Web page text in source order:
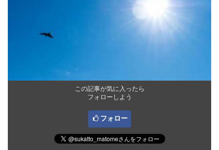
この記事が気に入ったら
フォローしよう
フォロー